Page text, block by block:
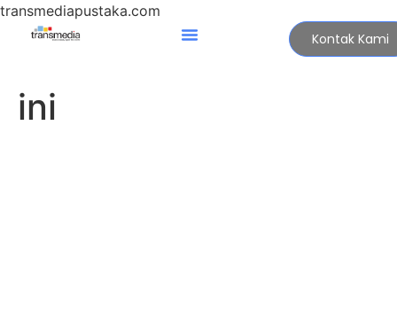
transmediapustaka.com
Kontak Kami
ini